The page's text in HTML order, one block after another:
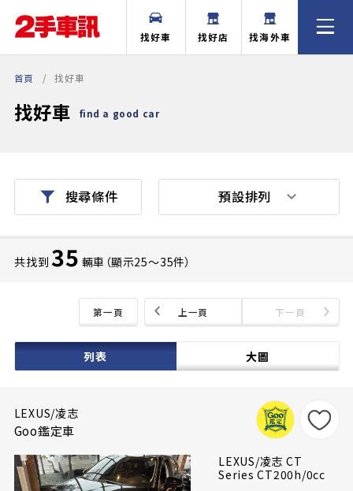
找好車 找好店 找海外車
首頁 找好車
找好車 find a good car
搜尋條件
共找到 35 輛車（顯示25〜35件）
第一頁 上一頁 下一頁
列表 大圖
預設排列
LEXUS/凌志
Goo鑑定車
LEXUS/凌志 CT
Series CT200h/0cc